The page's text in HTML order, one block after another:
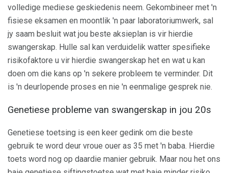
volledige mediese geskiedenis neem. Gekombineer met 'n
fisiese eksamen en moontlik 'n paar laboratoriumwerk, sal
jy saam besluit wat jou beste aksieplan is vir hierdie
swangerskap. Hulle sal kan verduidelik watter spesifieke
risikofaktore u vir hierdie swangerskap het en wat u kan
doen om die kans op 'n sekere probleem te verminder. Dit
is 'n deurlopende proses en nie 'n eenmalige gesprek nie.
Genetiese probleme van swangerskap in jou 20s
Genetiese toetsing is een keer gedink om die beste
gebruik te word deur vroue ouer as 35 met 'n baba. Hierdie
toets word nog op daardie manier gebruik. Maar nou het ons